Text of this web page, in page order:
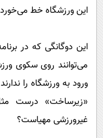
این ورزشگاه خط
این دوگانگی که در
می‌توانند روی سکوی
ورود به ورزشگاه را
«زیرساخت» درست
غیرورزشی مهیاست؟